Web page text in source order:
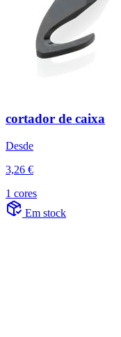
cortador de caixa
Desde
3,26 €
1 cores
Em stock